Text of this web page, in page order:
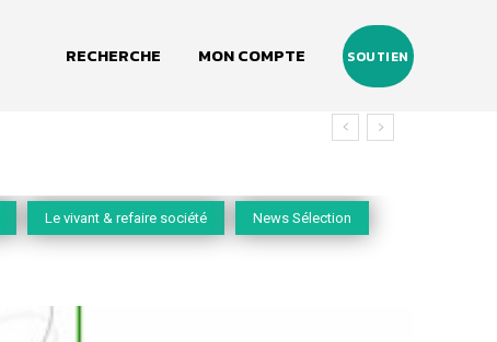
RECHERCHE MON COMPTE SOUTIEN
Le vivant & refaire société News Sélection